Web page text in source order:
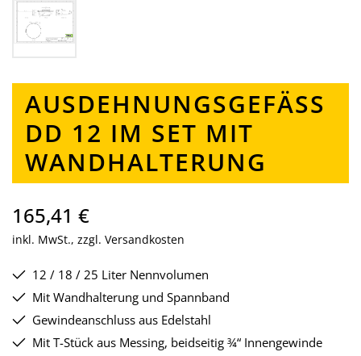
AUSDEHNUNGSGEFÄSS D
D 12 IM SET MIT W
ANDHALTERUNG
165,41 €
inkl. MwSt., zzgl. Versandkosten
12 / 18 / 25 Liter Nennvolumen
Mit Wandhalterung und Spannband
Gewindeanschluss aus Edelstahl
Mit T-Stück aus Messing, beidseitig ¾“ Innengewinde